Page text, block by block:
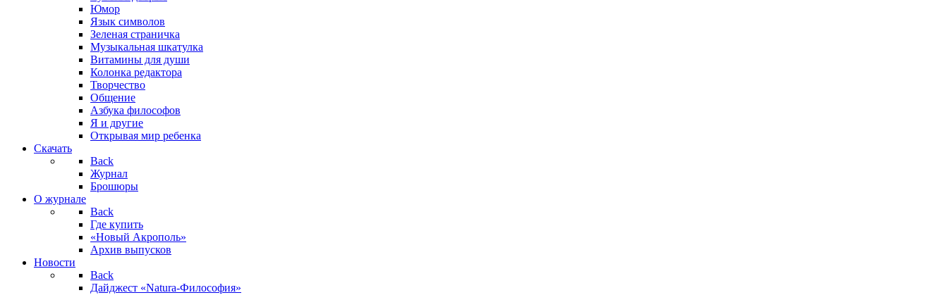
Юмор
Язык символов
Зеленая страничка
Музыкальная шкатулка
Витамины для души
Колонка редактора
Творчество
Общение
Азбука философов
Я и другие
Открывая мир ребенка
Скачать
Back
Журнал
Брошюры
О журнале
Back
Где купить
«Новый Акрополь»
Архив выпусков
Новости
Back
Дайджест «Natura-Философия»